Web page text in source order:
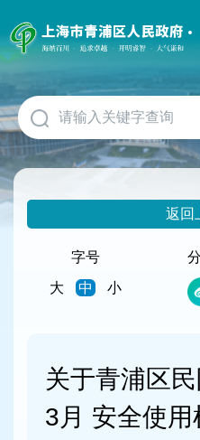
障
碍
作
说
明
跳
到
网
返回
字号
大
中 小
关于青浦区
3月 安全使用